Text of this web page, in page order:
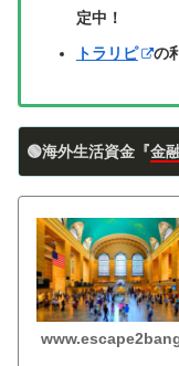
定中！
トラリピ の
🟢海外生活資金『金